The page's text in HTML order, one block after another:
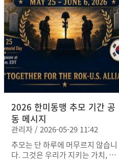
2026 한미동맹 추모 기간 공
동 메시지
관리자 / 2026-05-29 11:42
추모는 단 하루에 머무르지 않습니
다. 그것은 우리가 지키는 가치, 우